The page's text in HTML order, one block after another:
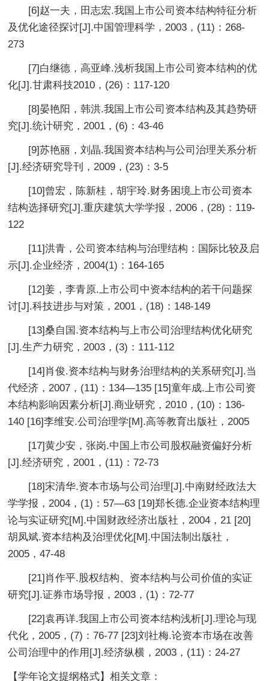
[6]赵一夫，田志宏.我国上市公司资本结构特征分析
及优化途径探讨[J].中国管理科学，2003，(11)：268-
273
[7]白继德，高亚峰.浅析我国上市公司资本结构的优
化[J].甘肃科技2010，(26)：117-120
[8]晏艳阳，韩洪.我国上市公司资本结构及其趋势研
究[J].统计研究，2001，(6)：43-46
[9]苏艳丽，刘晶.我国资本结构与公司治理关系分析
[J].经济研究导刊，2009，(23)：3-5
[10]曾宏，陈新桂，胡宇玲.财务困境上市公司资本
结构选择研究[J].重庆建筑大学学报，2006，(28)：119-
122
[11]洪青，公司资本结构与治理结构：国际比较及启
示[J].企业经济，2004(1)：164-165
[12]姜，李青原.上市公司中资本结构的若干问题探
讨[J].科技进步与对策，2001，(18)：148-149
[13]桑自国.资本结构与上市公司治理结构优化研究
[J].生产力研究，2003，(3)：111-112
[14]肖俊.资本结构与财务治理结构的关系研究[J].当
代经济，2007，(11)：134—135 [15]童年成.上市公司资
本结构影响因素分析[J].商业研究，2010，(10)：136-
140 [16]李维安.公司治理学[M].高等教育出版社，2005
[17]黄少安，张岗.中国上市公司股权融资偏好分析
[J].经济研究，2001，(11)：72-73
[18]宋清华.资本市场与公司治理[J].中南财经政法大
学学报，2004，(1)：57—63 [19]郑长德.企业资本结构理
论与实证研究[M].中国财政经济出版社，2004，21 [20]
胡凤斌.资本结构及治理优化[M].中国法制出版社，
2005，47-48
[21]肖作平.股权结构、资本结构与公司价值的实证
研究[J].证券市场导报，2003，(1)：72-77
[22]袁再详.我国上市公司资本结构浅析[J].理论与现
代化，2005，(7)：76-77 [23]刘社梅.论资本市场在改善
公司治理中的作用[J].经济纵横，2003，(11)：24-27
【学年论文提纲格式】相关文章：